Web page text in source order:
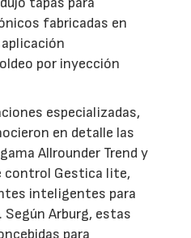
fabricadas en
por inyección
especializadas,
en detalle las
Allrounder Trend y
control Gestica lite,
inteligentes para
Arburg, estas
para